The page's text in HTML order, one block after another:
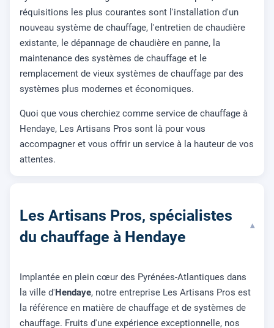
réquisitions les plus courantes sont l'installation d'un
nouveau système de chauffage, l'entretien de chaudière
existante, le dépannage de chaudière en panne, la
maintenance des systèmes de chauffage et le
remplacement de vieux systèmes de chauffage par des
systèmes plus modernes et économiques.
Quoi que vous cherchiez comme service de chauffage à
Hendaye, Les Artisans Pros sont là pour vous
accompagner et vous offrir un service à la hauteur de vos
attentes.
Les Artisans Pros, spécialistes
du chauffage à Hendaye
▾
Implantée en plein cœur des Pyrénées-Atlantiques dans
la ville d'Hendaye, notre entreprise Les Artisans Pros est
la référence en matière de chauffage et de systèmes de
chauffage. Fruits d'une expérience exceptionnelle, nos